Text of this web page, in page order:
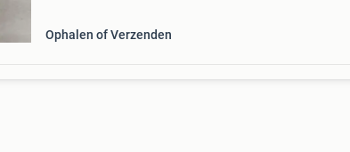
Ophalen of Verzenden